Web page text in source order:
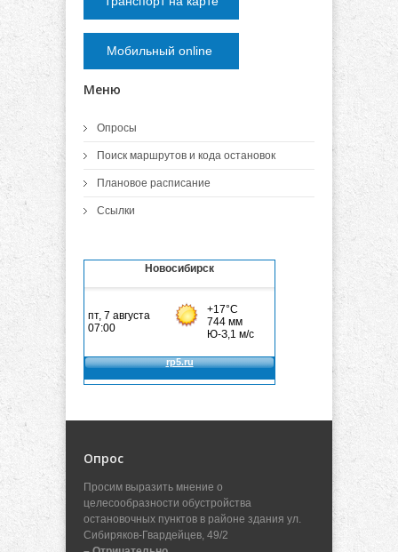
Мобильный online
Меню
Опросы
Поиск маршрутов и кода остановок
Плановое расписание
Ссылки
Новосибирск
Опрос
Просим выразить мнение о
целесообразности обустройства
остановочных пунктов в районе здания ул.
Сибиряков-Гвардейцев, 49/2